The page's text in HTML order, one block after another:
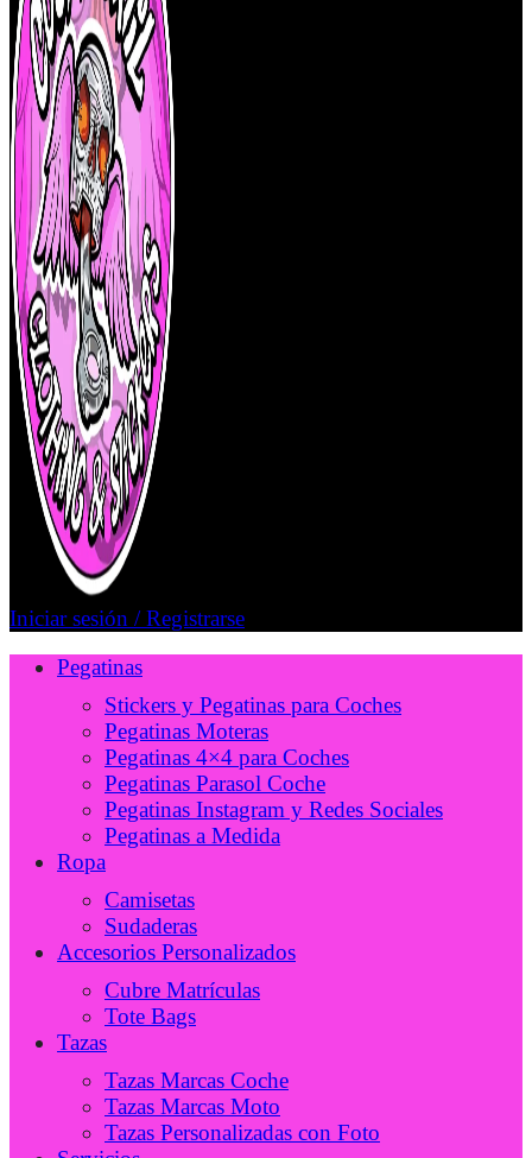
Iniciar sesión / Registrarse
Pegatinas
Stickers y Pegatinas para Coches
Pegatinas Moteras
Pegatinas 4×4 para Coches
Pegatinas Parasol Coche
Pegatinas Instagram y Redes Sociales
Pegatinas a Medida
Ropa
Camisetas
Sudaderas
Accesorios Personalizados
Cubre Matrículas
Tote Bags
Tazas
Tazas Marcas Coche
Tazas Marcas Moto
Tazas Personalizadas con Foto